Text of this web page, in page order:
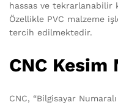
hassas ve tekrarlanabilir
Özellikle PVC malzeme
tercih edilmektedir.
CNC Kesim
CNC, “Bilgisayar